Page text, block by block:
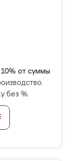
10% от суммы
без %.